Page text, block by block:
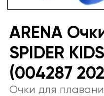
ARENA
SPIDER
(004287
Очки для